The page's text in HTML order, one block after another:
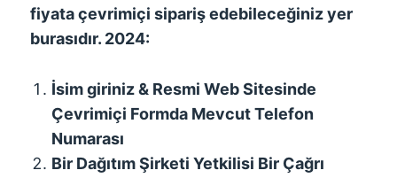
fiyata çevrimiçi sipariş edebileceğiniz yer
burasıdır. 2024:
İsim giriniz & Resmi Web Sitesinde
Çevrimiçi Formda Mevcut Telefon
Numarası
Bir Dağıtım Şirketi Yetkilisi Bir Çağrı